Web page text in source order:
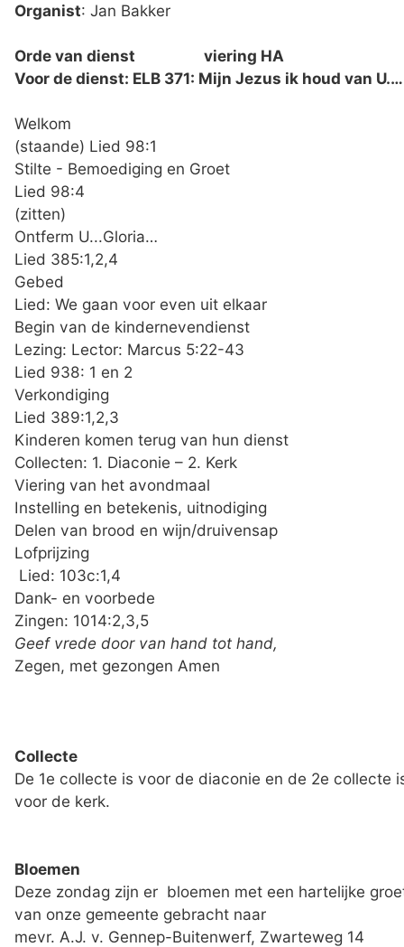
Organist: Jan Bakker
Orde van dienst viering HA
Voor de dienst: ELB 371: Mijn Jezus ik houd van U.…
Welkom
(staande) Lied 98:1
Stilte - Bemoediging en Groet
Lied 98:4
(zitten)
Ontferm U...Gloria…
Lied 385:1,2,4
Gebed
Lied: We gaan voor even uit elkaar
Begin van de kindernevendienst
Lezing: Lector: Marcus 5:22-43
Lied 938: 1 en 2
Verkondiging
Lied 389:1,2,3
Kinderen komen terug van hun dienst
Collecten: 1. Diaconie – 2. Kerk
Viering van het avondmaal
Instelling en betekenis, uitnodiging
Delen van brood en wijn/druivensap
Lofprijzing
Lied: 103c:1,4
Dank- en voorbede
Zingen: 1014:2,3,5
Geef vrede door van hand tot hand,
Zegen, met gezongen Amen
Collecte
De 1e collecte is voor de diaconie en de 2e collecte
voor de kerk.
Bloemen
Deze zondag zijn er bloemen met een hartelijke
van onze gemeente gebracht naar
mevr. A.J. v. Gennep-Buitenwerf, Zwarteweg 14